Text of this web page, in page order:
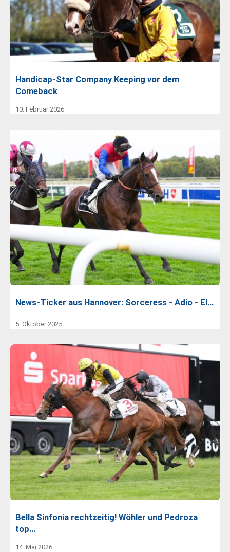
Handicap-Star Company Keeping vor dem
Comeback
10. Februar 2026
News-Ticker aus Hannover: Sorceress - Adio - El…
5. Oktober 2025
Bella Sinfonia rechtzeitig! Wöhler und Pedroza
top…
14. Mai 2026